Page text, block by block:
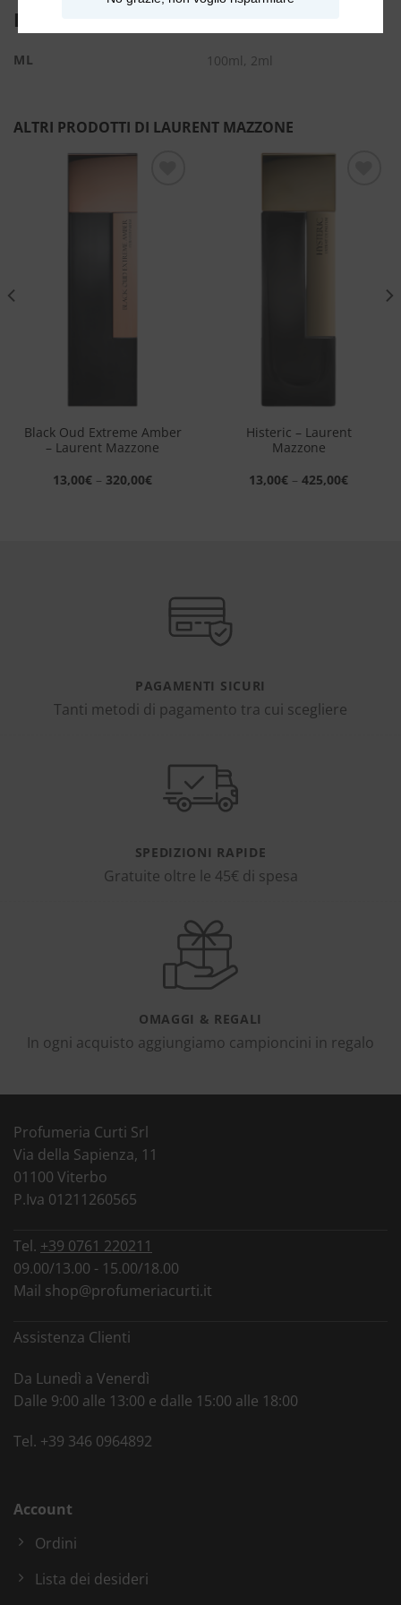
INFORMAZIONI AGGIUNTIVE
ML 100ml, 2ml
ALTRI PRODOTTI DI LAURENT MAZZONE
Black Oud Extreme Amber
– Laurent Mazzone
13,00€ – 320,00€
Histeric – Laurent
Mazzone
13,00€ – 425,00€
PAGAMENTI SICURI
Tanti metodi di pagamento tra cui scegliere
SPEDIZIONI RAPIDE
Gratuite oltre le 45€ di spesa
OMAGGI & REGALI
In ogni acquisto aggiungiamo campioncini in regalo
Profumeria Curti Srl
Via della Sapienza, 11
01100 Viterbo
P.Iva 01211260565
Tel. +39 0761 220211
09.00/13.00 - 15.00/18.00
Mail shop@profumeriacurti.it
Assistenza Clienti
Da Lunedì a Venerdì
Dalle 9:00 alle 13:00 e dalle 15:00 alle 18:00
Tel. +39 346 0964892
Account
Ordini
Lista dei desideri